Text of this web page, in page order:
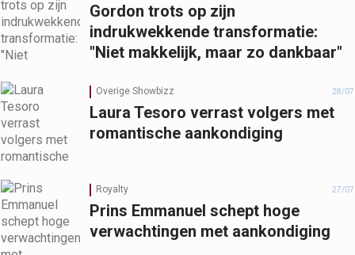
Gordon trots op zijn
indrukwekkende transformatie:
"Niet makkelijk, maar zo dankbaar"
Overige Showbizz 28/07
Laura Tesoro verrast volgers met
romantische aankondiging
Royalty 27/07
Prins Emmanuel schept hoge
verwachtingen met aankondiging